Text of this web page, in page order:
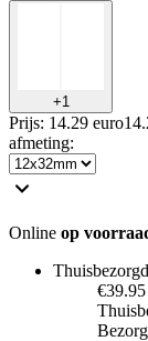
+1
Prijs: 14.29 euro14.
afmeting:
Online op
Thuisbezorgd
€39.95